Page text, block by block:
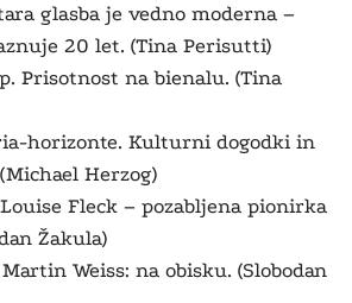
glasba je vedno moderna –
20 let. (Tina Perisutti)
Prisotnost na bienalu. (Tina
horizonte. Kulturni dogodki in
Herzog)
Fleck – pozabljena pionirka
Žakula)
Weiss: na obisku. (Slobodan